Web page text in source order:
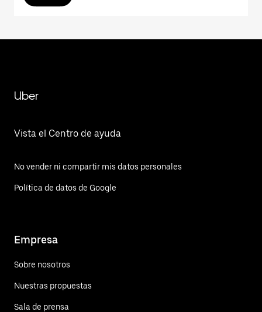
Uber
Vista el Centro de ayuda
No vender ni compartir mis datos personales
Política de datos de Google
Empresa
Sobre nosotros
Nuestras propuestas
Sala de prensa